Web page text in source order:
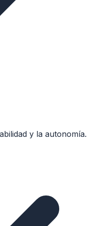
y la autonomía.